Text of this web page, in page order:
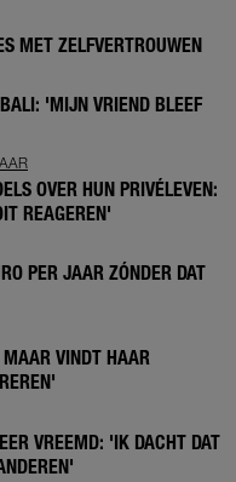
MET ZELFVERTROUWEN
'MIJN VRIEND BLEEF
OVER HUN PRIVÉLEVEN:
REAGEREN'
PER JAAR ZÓNDER DAT
VINDT HAAR
VREEMD: 'IK DACHT DAT